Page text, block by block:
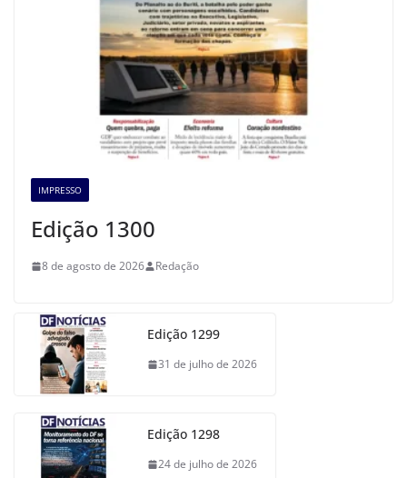
IMPRESSO
Edição 1300
8 de agosto de 2026 Redação
Edição 1299
31 de julho de 2026
Edição 1298
24 de julho de 2026